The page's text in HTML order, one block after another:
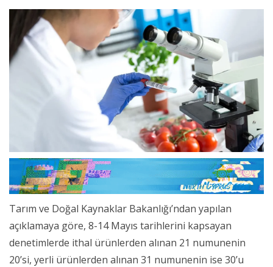
Tarım ve Doğal Kaynaklar Bakanlığı’ndan yapılan
açıklamaya göre, 8-14 Mayıs tarihlerini kapsayan
denetimlerde ithal ürünlerden alınan 21 numunenin
20’si, yerli ürünlerden alınan 31 numunenin ise 30’u